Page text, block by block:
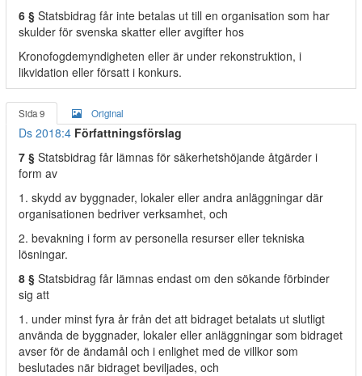
6 § Statsbidrag får inte betalas ut till en organisation som har
skulder för svenska skatter eller avgifter hos
Kronofogdemyndigheten eller är under rekonstruktion, i
likvidation eller försatt i konkurs.
Sida 9 Original
Ds 2018:4 Författningsförslag
7 § Statsbidrag får lämnas för säkerhetshöjande åtgärder i
form av
1. skydd av byggnader, lokaler eller andra anläggningar där
organisationen bedriver verksamhet, och
2. bevakning i form av personella resurser eller tekniska
lösningar.
8 § Statsbidrag får lämnas endast om den sökande förbinder
sig att
1. under minst fyra år från det att bidraget betalats ut slutligt
använda de byggnader, lokaler eller anläggningar som bidraget
avser för de ändamål och i enlighet med de villkor som
beslutades när bidraget beviljades, och